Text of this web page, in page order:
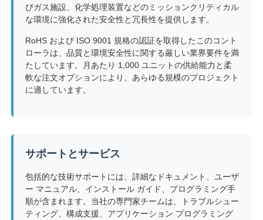
びガス施設、化学処理装置などのミッションクリティカル
な環境に強化された安全性と冗長性を提供します。
RoHS および ISO 9001 規格の認証を取得したこのコント
ローラは、品質と環境安全性に関する厳しい業界要件を満
たしています。月あたり 1,000 ユニットの供給能力と柔
軟な注文オプションにより、あらゆる規模のプロジェクト
に適しています。
サポートとサービス
包括的な技術サポートには、詳細なドキュメント、ユーザ
ー マニュアル、インストール ガイド、プログラミング手
順が含まれます。当社の専門家チームは、トラブルシュー
ティング、構成支援、アプリケーション プログラミング